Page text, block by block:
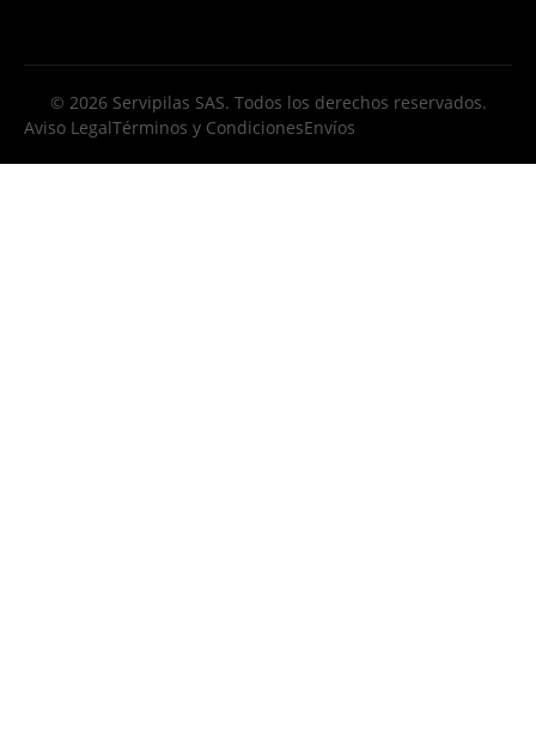
© 2026 Servipilas SAS. Todos los derechos reservados.
Aviso LegalTérminos y CondicionesEnvíos